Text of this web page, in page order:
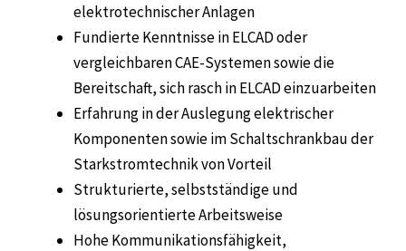
elektrotechnischer Anlagen
Fundierte Kenntnisse in ELCAD oder
vergleichbaren CAE-Systemen sowie die
Bereitschaft, sich rasch in ELCAD einzuarbeiten
Erfahrung in der Auslegung elektrischer
Komponenten sowie im Schaltschrankbau der
Starkstromtechnik von Vorteil
Strukturierte, selbstständige und
lösungsorientierte Arbeitsweise
Hohe Kommunikationsfähigkeit,